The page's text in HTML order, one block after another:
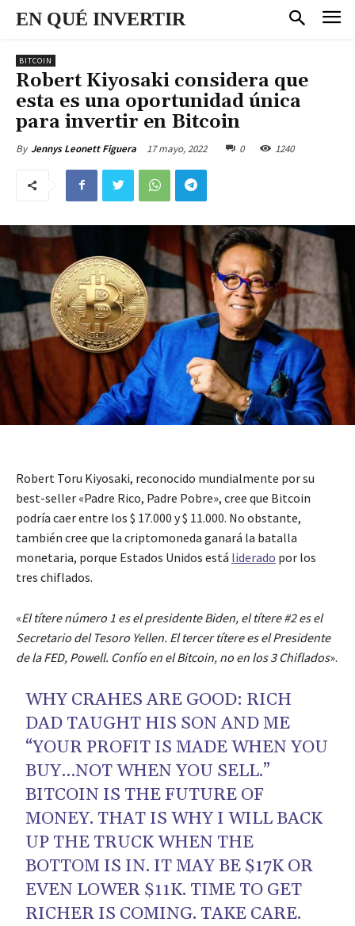
EN QUÉ INVERTIR
BITCOIN
Robert Kiyosaki considera que
esta es una oportunidad única
para invertir en Bitcoin
By Jennys Leonett Figuera 17 mayo, 2022 0 1240
Robert Toru Kiyosaki, reconocido mundialmente por su
best-seller «Padre Rico, Padre Pobre», cree que Bitcoin
podría caer entre los $ 17.000 y $ 11.000. No obstante,
también cree que la criptomoneda ganará la batalla
monetaria, porque Estados Unidos está liderado por los
tres chiflados.
«El títere número 1 es el presidente Biden, el títere #2 es el
Secretario del Tesoro Yellen. El tercer títere es el Presidente
de la FED, Powell. Confío en el Bitcoin, no en los 3 Chiflados».
WHY CRAHES ARE GOOD: RICH
DAD TAUGHT HIS SON AND ME
“YOUR PROFIT IS MADE WHEN YOU
BUY…NOT WHEN YOU SELL.”
BITCOIN IS THE FUTURE OF
MONEY. THAT IS WHY I WILL BACK
UP THE TRUCK WHEN THE
BOTTOM IS IN. IT MAY BE $17K OR
EVEN LOWER $11K. TIME TO GET
RICHER IS COMING. TAKE CARE.